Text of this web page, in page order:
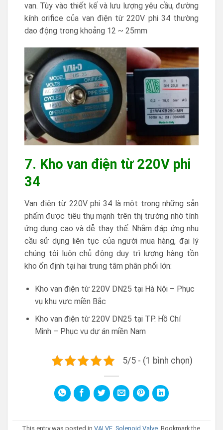
van. Tùy vào thiết kế và lưu lượng yêu cầu, đường
kính orifice của van điện từ 220V phi 34 thường
dao động trong khoảng 12 ~ 25mm
7. Kho van điện từ 220V phi
34
Van điện từ 220V phi 34 là một trong những sản
phẩm được tiêu thụ mạnh trên thị trường nhờ tính
ứng dụng cao và dễ thay thế. Nhằm đáp ứng nhu
cầu sử dụng liên tục của người mua hàng, đại lý
chúng tôi luôn chủ động duy trì lượng hàng tồn
kho ổn định tại hai trung tâm phân phối lớn:
Kho van điện từ 220V DN25 tại Hà Nội – Phục
vụ khu vực miền Bắc
Kho van điện từ 220V DN25 tại TP. Hồ Chí
Minh – Phục vụ dự án miền Nam
5/5 - (1 bình chọn)
This entry was posted inVALVE Solenoid Valve . Bookmark the